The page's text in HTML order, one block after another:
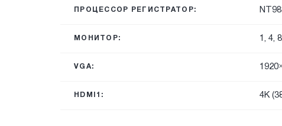
ПРОЦЕССОР РЕГИСТРАТОР:
МОНИТОР: 1, 4,
VGA:
HDMI1: 4K